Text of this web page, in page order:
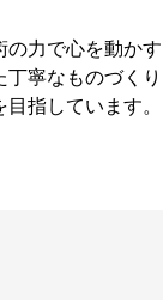
力で心を動か
寧なものづく
指しています。